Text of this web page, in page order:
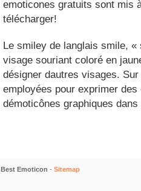
emoticones gratuits sont mis
télécharger!
Le smiley de langlais smile,
visage souriant coloré en
désigner dautres visages.
employées pour exprimer
démoticônes graphiques
Best Emoticon - Sitemap